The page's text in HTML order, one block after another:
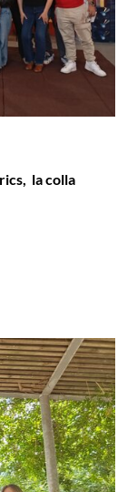
la colla